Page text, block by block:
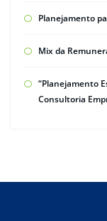
Planejamento
Mix da
“Planejamento
Consultoria